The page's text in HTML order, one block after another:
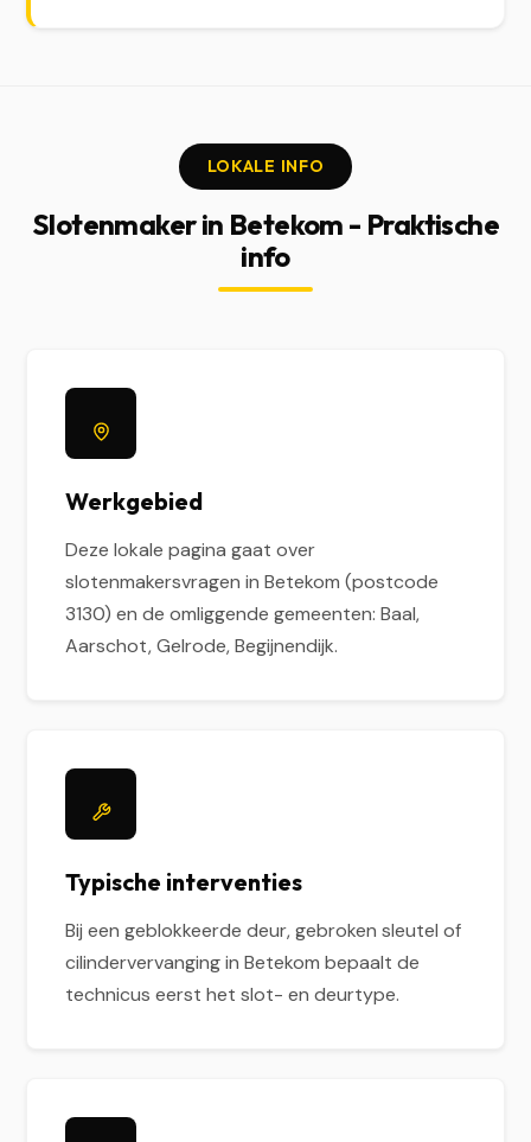
LOKALE INFO
Slotenmaker in Betekom - Praktische
info
Werkgebied
Deze lokale pagina gaat over
slotenmakersvragen in Betekom (postcode
3130) en de omliggende gemeenten: Baal,
Aarschot, Gelrode, Begijnendijk.
Typische interventies
Bij een geblokkeerde deur, gebroken sleutel of
cilindervervanging in Betekom bepaalt de
technicus eerst het slot- en deurtype.